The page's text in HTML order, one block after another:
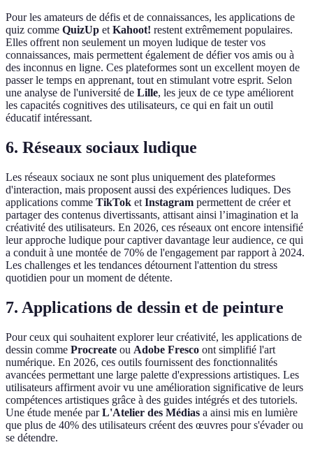
Pour les amateurs de défis et de connaissances, les applications de
quiz comme QuizUp et Kahoot! restent extrêmement populaires.
Elles offrent non seulement un moyen ludique de tester vos
connaissances, mais permettent également de défier vos amis ou à
des inconnus en ligne. Ces plateformes sont un excellent moyen de
passer le temps en apprenant, tout en stimulant votre esprit. Selon
une analyse de l'université de Lille, les jeux de ce type améliorent
les capacités cognitives des utilisateurs, ce qui en fait un outil
éducatif intéressant.
6. Réseaux sociaux ludique
Les réseaux sociaux ne sont plus uniquement des plateformes
d'interaction, mais proposent aussi des expériences ludiques. Des
applications comme TikTok et Instagram permettent de créer et
partager des contenus divertissants, attisant ainsi l’imagination et la
créativité des utilisateurs. En 2026, ces réseaux ont encore intensifié
leur approche ludique pour captiver davantage leur audience, ce qui
a conduit à une montée de 70% de l'engagement par rapport à 2024.
Les challenges et les tendances détournent l'attention du stress
quotidien pour un moment de détente.
7. Applications de dessin et de peinture
Pour ceux qui souhaitent explorer leur créativité, les applications de
dessin comme Procreate ou Adobe Fresco ont simplifié l'art
numérique. En 2026, ces outils fournissent des fonctionnalités
avancées permettant une large palette d'expressions artistiques. Les
utilisateurs affirment avoir vu une amélioration significative de leurs
compétences artistiques grâce à des guides intégrés et des tutoriels.
Une étude menée parL'Atelier des Médias a ainsi mis en lumière
que plus de 40% des utilisateurs créent des œuvres pour s'évader ou
se détendre.